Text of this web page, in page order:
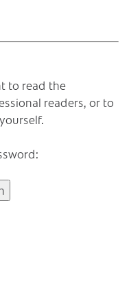
to read the
readers, or to